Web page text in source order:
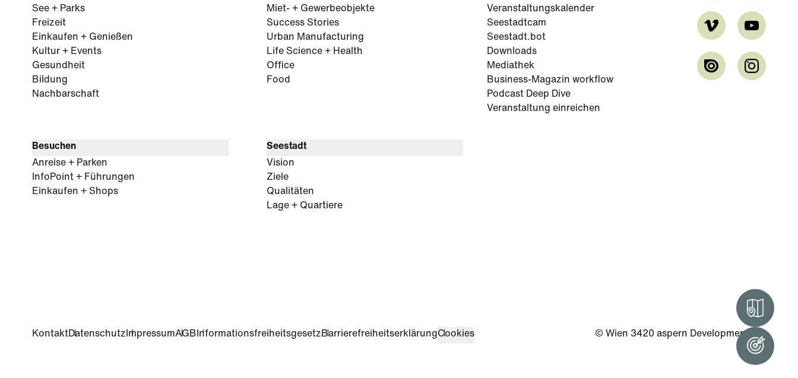
See + Parks
Freizeit
Einkaufen + Genießen
Kultur + Events
Gesundheit
Bildung
Nachbarschaft
Miet- + Gewerbeobjekte
Success Stories
Urban Manufacturing
Life Science + Health
Office
Food
Besuchen
Anreise + Parken
InfoPoint + Führungen
Einkaufen + Shops
Seestadt
Vision
Ziele
Qualitäten
Lage + Quartiere
Veranstaltungskalender
Seestadtcam
Seestadt.bot
Downloads
Mediathek
Business-Magazin workflow
Podcast Deep Dive
Veranstaltung einreichen
KontaktDatenschutz ImpressumAGB InformationsfreiheitsgesetzBarrierefreiheitserklärungCookies © Wien 3420 aspern Development AG